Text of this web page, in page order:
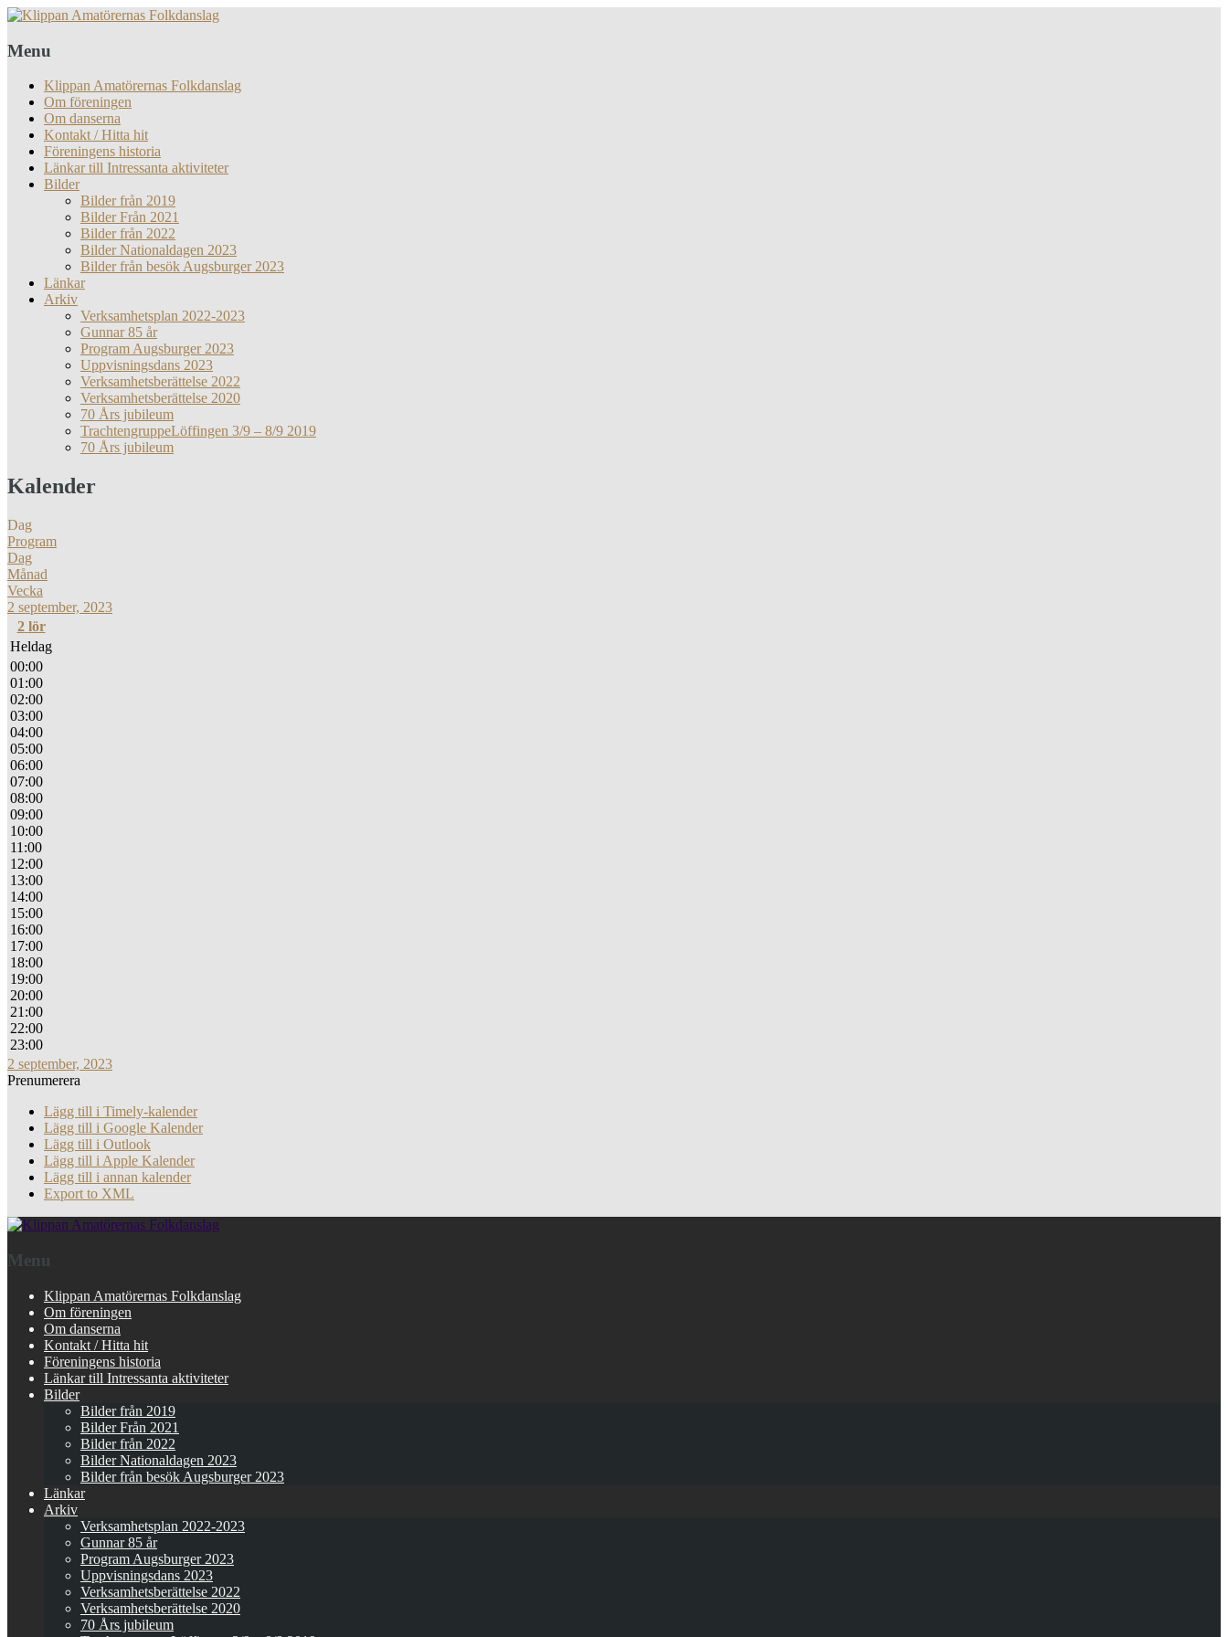
Menu
Klippan Amatörernas Folkdanslag
Om föreningen
Om danserna
Kontakt / Hitta hit
Föreningens historia
Länkar till Intressanta aktiviteter
Bilder
Bilder från 2019
Bilder Från 2021
Bilder från 2022
Bilder Nationaldagen 2023
Bilder från besök Augsburger 2023
Länkar
Arkiv
Verksamhetsplan 2022-2023
Gunnar 85 år
Program Augsburger 2023
Uppvisningsdans 2023
Verksamhetsberättelse 2022
Verksamhetsberättelse 2020
70 Års jubileum
TrachtengruppeLöffingen 3/9 – 8/9 2019
70 Års jubileum
Kalender
Dag
Program
Dag
Månad
Vecka
2 september, 2023
2 lör
Heldag
00:00
01:00
02:00
03:00
04:00
05:00
06:00
07:00
08:00
09:00
10:00
11:00
12:00
13:00
14:00
15:00
16:00
17:00
18:00
19:00
20:00
21:00
22:00
23:00
2 september, 2023
Prenumerera
Lägg till i Timely-kalender
Lägg till i Google Kalender
Lägg till i Outlook
Lägg till i Apple Kalender
Lägg till i annan kalender
Export to XML
Menu
Klippan Amatörernas Folkdanslag
Om föreningen
Om danserna
Kontakt / Hitta hit
Föreningens historia
Länkar till Intressanta aktiviteter
Bilder
Bilder från 2019
Bilder Från 2021
Bilder från 2022
Bilder Nationaldagen 2023
Bilder från besök Augsburger 2023
Länkar
Arkiv
Verksamhetsplan 2022-2023
Gunnar 85 år
Program Augsburger 2023
Uppvisningsdans 2023
Verksamhetsberättelse 2022
Verksamhetsberättelse 2020
70 Års jubileum